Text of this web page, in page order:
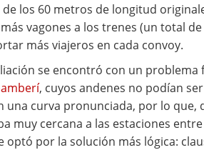
los 60 metros de longitud
vagones a los trenes (un total de
más viajeros en cada convoy.
se encontró con un problema
, cuyos andenes no podían
una curva pronunciada, por lo que,
muy cercana a las estaciones
optó por la solución más lógica: